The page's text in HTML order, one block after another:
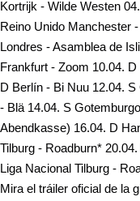
Kortrijk - Wilde Westen
Reino Unido Manchester
Londres - Asamblea de
Frankfurt - Zoom 10.04.
D Berlín - Bi Nuu 12.04.
- Blä 14.04. S
Abendkasse) 16.04. D
Tilburg - Roadburn*
Liga Nacional Tilburg -
Mira el tráiler oficial de la